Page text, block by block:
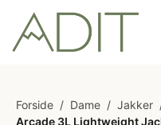
Forside / Dame / Jakker
Arcade 3L Lightweight